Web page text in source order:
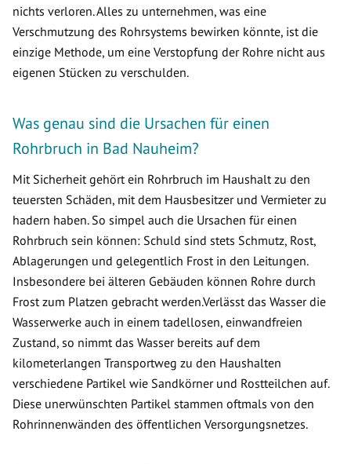
nichts verloren. Alles zu unternehmen, was eine
Verschmutzung des Rohrsystems bewirken könnte, ist die
einzige Methode, um eine Verstopfung der Rohre nicht aus
eigenen Stücken zu verschulden.
Was genau sind die Ursachen für einen
Rohrbruch in Bad Nauheim?
Mit Sicherheit gehört ein Rohrbruch im Haushalt zu den
teuersten Schäden, mit dem Hausbesitzer und Vermieter zu
hadern haben. So simpel auch die Ursachen für einen
Rohrbruch sein können: Schuld sind stets Schmutz, Rost,
Ablagerungen und gelegentlich Frost in den Leitungen.
Insbesondere bei älteren Gebäuden können Rohre durch
Frost zum Platzen gebracht werden.Verlässt das Wasser die
Wasserwerke auch in einem tadellosen, einwandfreien
Zustand, so nimmt das Wasser bereits auf dem
kilometerlangen Transportweg zu den Haushalten
verschiedene Partikel wie Sandkörner und Rostteilchen auf.
Diese unerwünschten Partikel stammen oftmals von den
Rohrinnenwänden des öffentlichen Versorgungsnetzes.